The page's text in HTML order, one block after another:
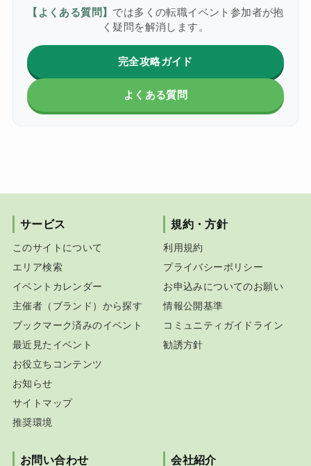
【よくある質問】 では多くの転職イベント参加者が抱
く疑問を解消します。
完全攻略ガイド
よくある質問
サービス
このサイトについて
エリア検索
イベントカレンダー
主催者（ブランド）から探す
ブックマーク済みのイベント
最近見たイベント
お役立ちコンテンツ
お知らせ
サイトマップ
推奨環境
規約・方針
利用規約
プライバシーポリシー
お申込みについてのお願い
情報公開基準
コミュニティガイドライン
勧誘方針
お問い合わせ 会社紹介